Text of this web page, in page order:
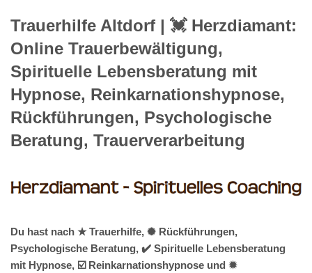
Trauerhilfe Altdorf | 💓️️ Herzdiamant:
Online Trauerbewältigung,
Spirituelle Lebensberatung mit
Hypnose, Reinkarnationshypnose,
Rückführungen, Psychologische
Beratung, Trauerverarbeitung
Du hast nach ★ Trauerhilfe, ✺ Rückführungen,
Psychologische Beratung, ✔️ Spirituelle Lebensberatung
mit Hypnose, ☑️ Reinkarnationshypnose und ✹